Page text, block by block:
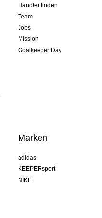
Händler finden
Team
Jobs
Mission
Goalkeeper Day
Marken
adidas
KEEPERsport
NIKE